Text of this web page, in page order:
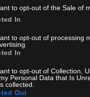
to opt-out of the Sale of
In
to opt-out of processing
In
to opt-out of Collection,
Personal Data that Is
collected.
Out